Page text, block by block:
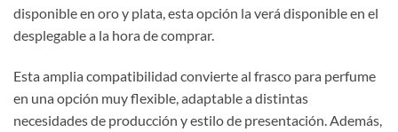
disponible en oro y plata, esta opción la verá disponible en el
desplegable a la hora de comprar.
Esta amplia compatibilidad convierte al frasco para perfume
en una opción muy flexible, adaptable a distintas
necesidades de producción y estilo de presentación. Además,